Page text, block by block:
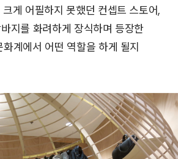
게 어필하지 못했던 컨셉트 스토어,
지를 화려하게 장식하며 등장한
계에서 어떤 역할을 하게 될지